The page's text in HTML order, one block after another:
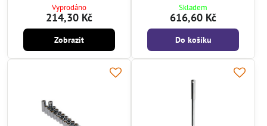
Vyprodáno
214,30 Kč
Zobrazit
Skladem
616,60 Kč
Do košíku